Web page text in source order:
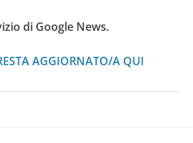
di Google News.
AGGIORNATO/A QUI